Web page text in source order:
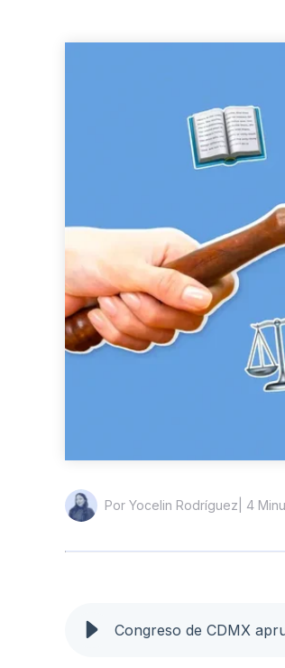
Por Yocelin Rodríguez | 4
Congreso de CDMX